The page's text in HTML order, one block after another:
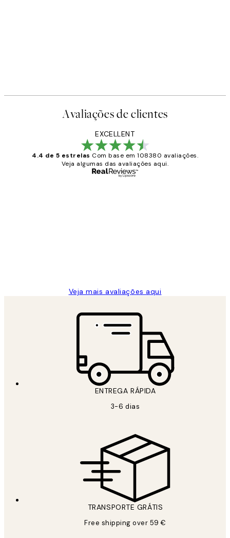
Avaliações de clientes
EXCELLENT
4.4 de 5 estrelas Com base em 108380 avaliações.
Veja algumas das avaliações aqui.
Veja mais avaliações aqui
ENTREGA RÁPIDA
3-6 dias
TRANSPORTE GRÁTIS
Free shipping over 59 €